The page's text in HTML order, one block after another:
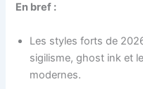
En bref :
Les styles forts de
sigilisme, ghost ink et
modernes.